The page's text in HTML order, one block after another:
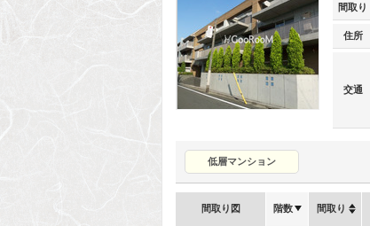
間取り
住所
交通
低層マンション
間取り図 階数 間取り